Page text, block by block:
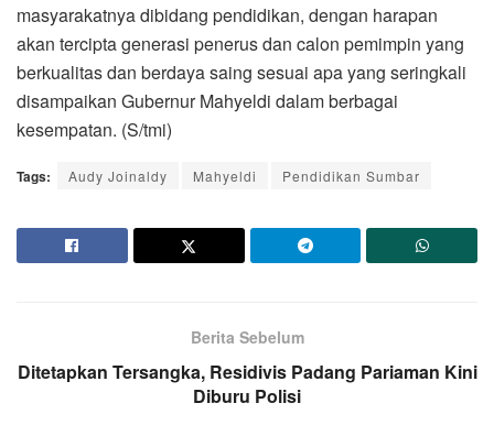
masyarakatnya dibidang pendidikan, dengan harapan
akan tercipta generasi penerus dan calon pemimpin yang
berkualitas dan berdaya saing sesuai apa yang seringkali
disampaikan Gubernur Mahyeldi dalam berbagai
kesempatan. (S/tmi)
Tags: Audy Joinaldy Mahyeldi Pendidikan Sumbar
Berita Sebelum
Ditetapkan Tersangka, Residivis Padang Pariaman Kini
Diburu Polisi